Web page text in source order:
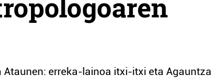
erreka-lainoa itxi-itxi eta Agauntza